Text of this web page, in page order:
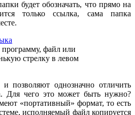
будет обозначать, что прямо на
только ссылка, сама папка
файл или
стрелку в левом
позволяют однозначно отличить
Для чего это может быть нужно?
«портативный» формат, то есть
исполняемый файл копируется